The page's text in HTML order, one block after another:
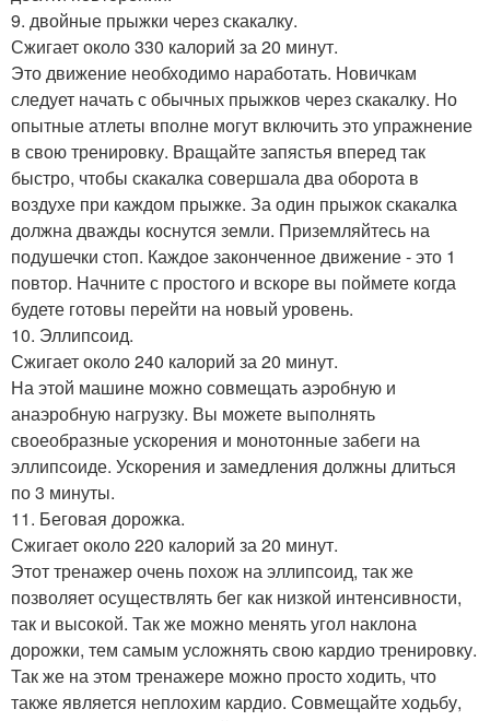
9. двойные прыжки через скакалку.
Сжигает около 330 калорий за 20 минут.
Это движение необходимо наработать. Новичкам
следует начать с обычных прыжков через скакалку. Но
опытные атлеты вполне могут включить это упражнение
в свою тренировку. Вращайте запястья вперед так
быстро, чтобы скакалка совершала два оборота в
воздухе при каждом прыжке. За один прыжок скакалка
должна дважды коснутся земли. Приземляйтесь на
подушечки стоп. Каждое законченное движение - это 1
повтор. Начните с простого и вскоре вы поймете когда
будете готовы перейти на новый уровень.
10. Эллипсоид.
Сжигает около 240 калорий за 20 минут.
На этой машине можно совмещать аэробную и
анаэробную нагрузку. Вы можете выполнять
своеобразные ускорения и монотонные забеги на
эллипсоиде. Ускорения и замедления должны длиться
по 3 минуты.
11. Беговая дорожка.
Сжигает около 220 калорий за 20 минут.
Этот тренажер очень похож на эллипсоид, так же
позволяет осуществлять бег как низкой интенсивности,
так и высокой. Так же можно менять угол наклона
дорожки, тем самым усложнять свою кардио тренировку.
Так же на этом тренажере можно просто ходить, что
также является неплохим кардио. Совмещайте ходьбу,